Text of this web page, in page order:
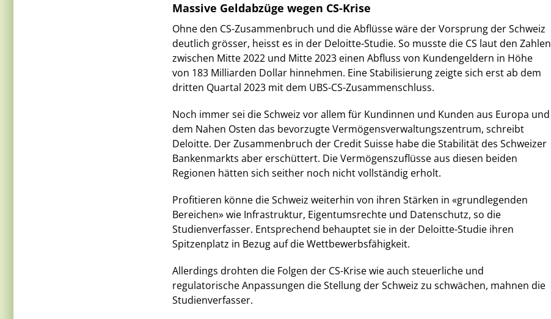
Massive Geldabzüge wegen CS-Krise
Ohne den CS-Zusammenbruch und die Abflüsse wäre der Vorsprung der Schweiz
deutlich grösser, heisst es in der Deloitte-Studie. So musste die CS laut den Zahlen
zwischen Mitte 2022 und Mitte 2023 einen Abfluss von Kundengeldern in Höhe
von 183 Milliarden Dollar hinnehmen. Eine Stabilisierung zeigte sich erst ab dem
dritten Quartal 2023 mit dem UBS-CS-Zusammenschluss.
Noch immer sei die Schweiz vor allem für Kundinnen und Kunden aus Europa und
dem Nahen Osten das bevorzugte Vermögensverwaltungszentrum, schreibt
Deloitte. Der Zusammenbruch der Credit Suisse habe die Stabilität des Schweizer
Bankenmarkts aber erschüttert. Die Vermögenszuflüsse aus diesen beiden
Regionen hätten sich seither noch nicht vollständig erholt.
Profitieren könne die Schweiz weiterhin von ihren Stärken in «grundlegenden
Bereichen» wie Infrastruktur, Eigentumsrechte und Datenschutz, so die
Studienverfasser. Entsprechend behauptet sie in der Deloitte-Studie ihren
Spitzenplatz in Bezug auf die Wettbewerbsfähigkeit.
Allerdings drohten die Folgen der CS-Krise wie auch steuerliche und
regulatorische Anpassungen die Stellung der Schweiz zu schwächen, mahnen die
Studienverfasser.